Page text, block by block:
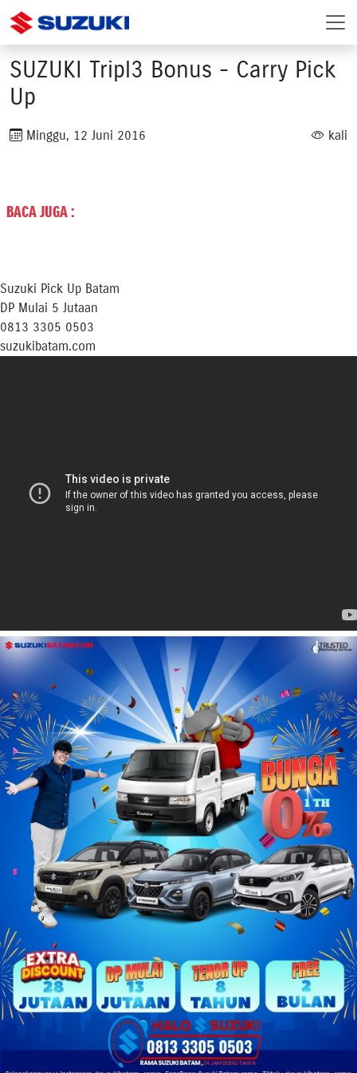
SUZUKI Tripl3 Bonus - Carry Pick
Up
Minggu, 12 Juni 2016 kali
BACA JUGA :
Suzuki Pick Up Batam
DP Mulai 5 Jutaan
0813 3305 0503
suzukibatam.com